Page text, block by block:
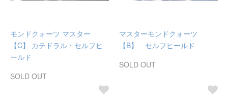
モンドクォーツ マスター
【C】 カテドラル・セルフヒ
ールド
SOLD OUT
マスターモンドクォーツ
【B】 セルフヒールド
SOLD OUT